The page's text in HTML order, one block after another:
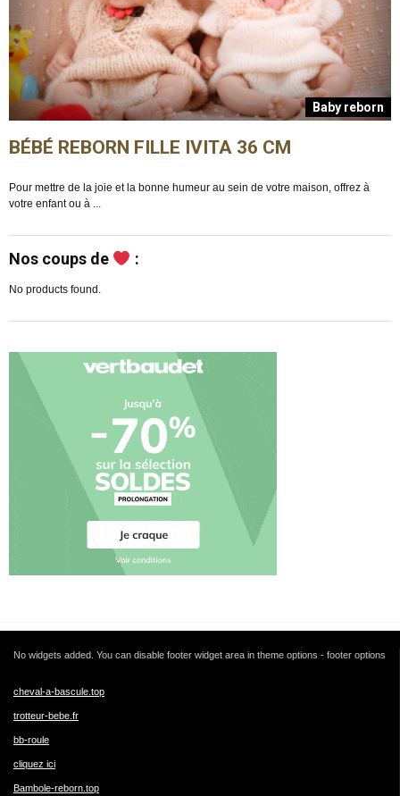
Baby reborn
BÉBÉ REBORN FILLE IVITA 36 CM
Pour mettre de la joie et la bonne humeur au sein de votre maison, offrez à
votre enfant ou à ...
Nos coups de :
No products found.
No widgets added. You can disable footer widget area in theme options - footer options
cheval-a-bascule.top
trotteur-bebe.fr
bb-roule
cliquez ici
Bambole-reborn.top